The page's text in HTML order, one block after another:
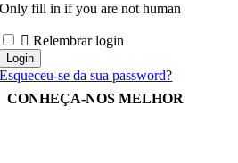
Only fill in if you are not human
Relembrar login
Esqueceu-se da sua password?
CONHEÇA-NOS MELHOR